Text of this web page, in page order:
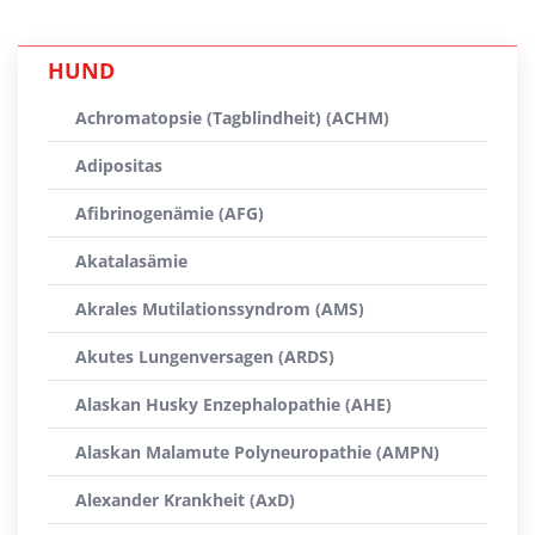
HUND
Achromatopsie (Tagblindheit) (ACHM)
Adipositas
Afibrinogenämie (AFG)
Akatalasämie
Akrales Mutilationssyndrom (AMS)
Akutes Lungenversagen (ARDS)
Alaskan Husky Enzephalopathie (AHE)
Alaskan Malamute Polyneuropathie (AMPN)
Alexander Krankheit (AxD)